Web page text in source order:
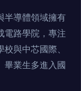
半導體領域擁有
電路學院，專注
與中芯國際、
畢業生多進入國